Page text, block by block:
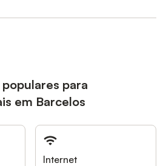
para
em Barcelos
Internet